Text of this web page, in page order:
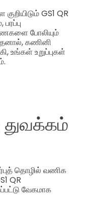
GS1 QR
போலியும்
கணினி
உங்கள் உறுப்புகள்
துவக்கம்
தொழில் வணிக
QR
வேகமாக